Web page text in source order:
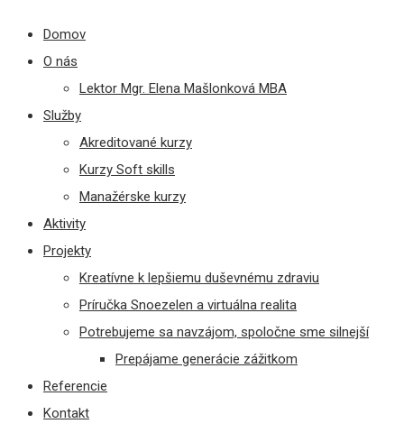
Domov
O nás
Lektor Mgr. Elena Mašlonková MBA
Služby
Akreditované kurzy
Kurzy Soft skills
Manažérske kurzy
Aktivity
Projekty
Kreatívne k lepšiemu duševnému zdraviu
Príručka Snoezelen a virtuálna realita
Potrebujeme sa navzájom, spoločne sme silnejší
Prepájame generácie zážitkom
Referencie
Kontakt